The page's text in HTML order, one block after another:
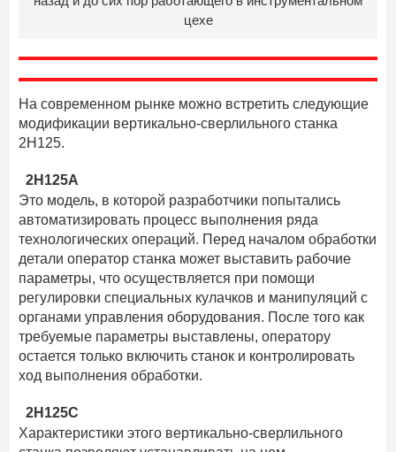
цехе
На современном рынке можно встретить следующие
модификации вертикально-сверлильного станка
2Н125.
2Н125А
Это модель, в которой разработчики попытались
автоматизировать процесс выполнения ряда
технологических операций. Перед началом обработки
детали оператор станка может выставить рабочие
параметры, что осуществляется при помощи
регулировки специальных кулачков и манипуляций с
органами управления оборудования. После того как
требуемые параметры выставлены, оператору
остается только включить станок и контролировать
ход выполнения обработки.
2Н125С
Характеристики этого вертикально-сверлильного